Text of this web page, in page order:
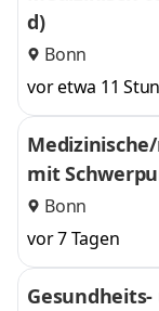
d)
Bonn
vor etwa 11
mit
w/d)
Bonn
vor 7 Tagen